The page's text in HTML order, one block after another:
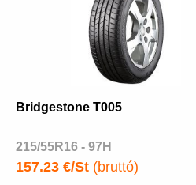
Bridgestone T005
215/55R16 - 97H
157.23 €/St (bruttó)